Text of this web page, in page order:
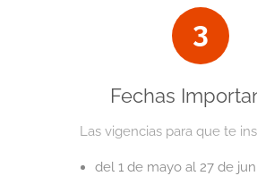
3
Fechas
Las vigencias para que te
del 1 de mayo al 27 de